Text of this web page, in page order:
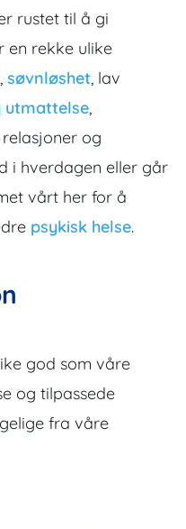
rustet til å gi
en rekke ulike
søvnløshet, lav
utmattelse,
og
i hverdagen eller går
vårt her for å
psykisk helse.
god som våre
og tilpassede
fra våre